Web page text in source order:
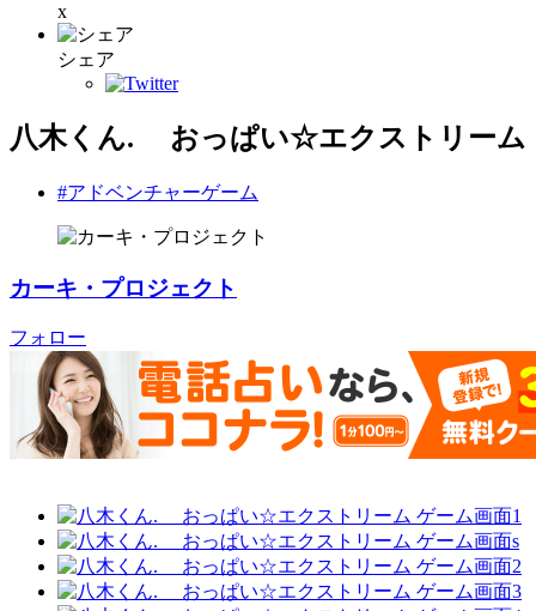
x
シェア
八木くん. おっぱい☆エクストリーム
#アドベンチャーゲーム
カーキ・プロジェクト
フォロー